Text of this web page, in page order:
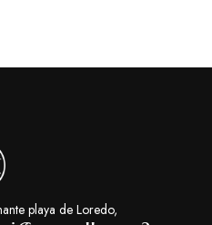
playa de Loredo,